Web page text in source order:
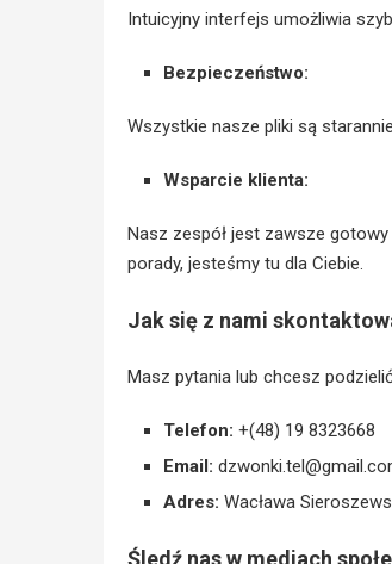
Intuicyjny interfejs umożliwia
Bezpieczeństwo:
Wszystkie nasze pliki są
Wsparcie klienta:
Nasz zespół jest zawsze
porady, jesteśmy tu dla Ciebie.
Jak się z nami
Masz pytania lub chcesz
Telefon: +(48) 19 8323668
Email:
Adres: Wacława
Śledź nas w mediach